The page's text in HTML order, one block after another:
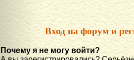
Вход на форум и
Почему я не могу войти?